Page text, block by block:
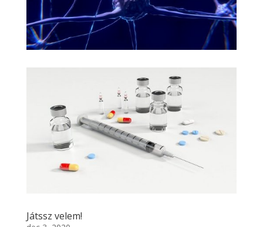
Játssz velem!